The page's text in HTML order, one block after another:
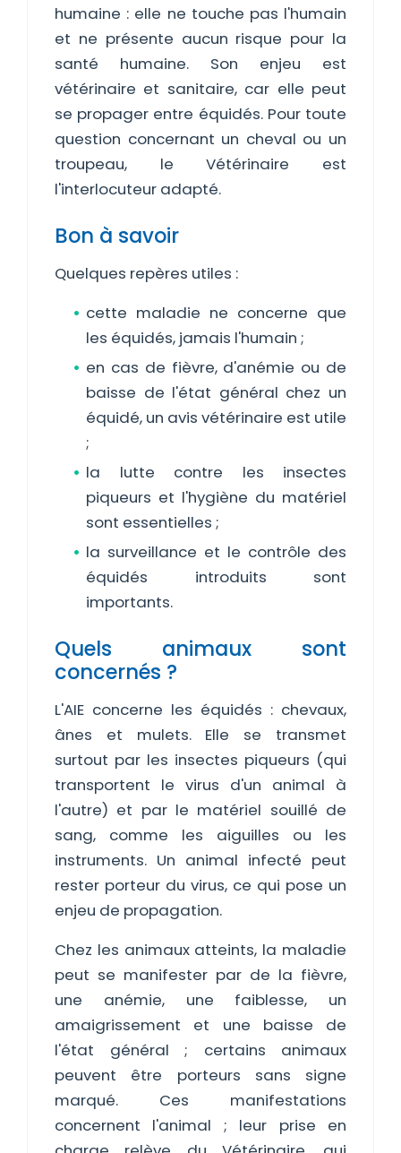
humaine : elle ne touche pas l'humain
et ne présente aucun risque pour la
santé humaine. Son enjeu est
vétérinaire et sanitaire, car elle peut
se propager entre équidés. Pour toute
question concernant un cheval ou un
troupeau, le Vétérinaire est
l'interlocuteur adapté.
Bon à savoir
Quelques repères utiles :
cette maladie ne concerne que
les équidés, jamais l'humain ;
en cas de fièvre, d'anémie ou de
baisse de l'état général chez un
équidé, un avis vétérinaire est utile
;
la lutte contre les insectes
piqueurs et l'hygiène du matériel
sont essentielles ;
la surveillance et le contrôle des
équidés introduits sont
importants.
Quels animaux sont
concernés ?
L'AIE concerne les équidés : chevaux,
ânes et mulets. Elle se transmet
surtout par les insectes piqueurs (qui
transportent le virus d'un animal à
l'autre) et par le matériel souillé de
sang, comme les aiguilles ou les
instruments. Un animal infecté peut
rester porteur du virus, ce qui pose un
enjeu de propagation.
Chez les animaux atteints, la maladie
peut se manifester par de la fièvre,
une anémie, une faiblesse, un
amaigrissement et une baisse de
l'état général ; certains animaux
peuvent être porteurs sans signe
marqué. Ces manifestations
concernent l'animal ; leur prise en